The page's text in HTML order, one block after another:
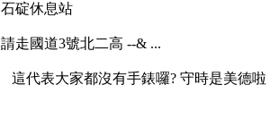
石碇休息站
請走國道3號北二高 --& ...
這代表大家都沒有手錶囉? 守時是美德啦